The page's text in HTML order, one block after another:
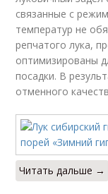
связанные с
температур не
репчатого лука,
оптимизированы
посадки. В
отменного
Читать дальше →